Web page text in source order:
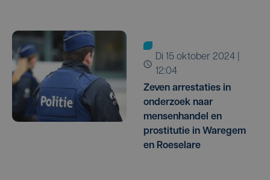
di 15 oktober 2024 |
12:04
Zeven arrestaties in
onderzoek naar
mensenhandel en
prostitutie in Waregem
en Roeselare